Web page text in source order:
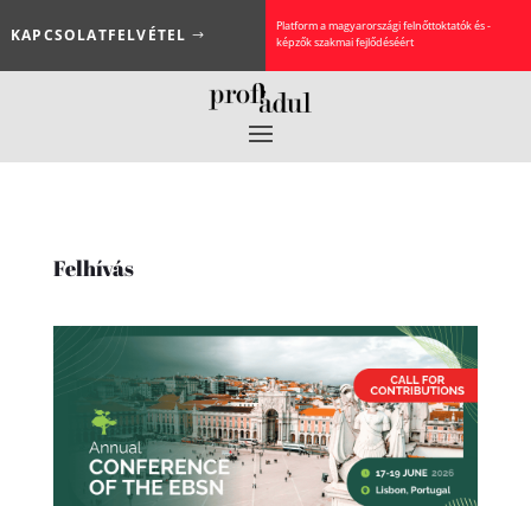
KAPCSOLATFELVÉTEL
Platform a magyarországi felnőttoktatók és -
képzők szakmai fejlődéséért
Felhívás